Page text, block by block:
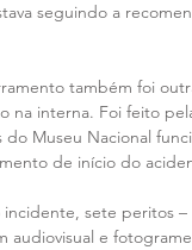
seguindo a
também foi
na interna. Foi feito
do Museu Nacional
de início do
incidente, sete peritos
audiovisual e